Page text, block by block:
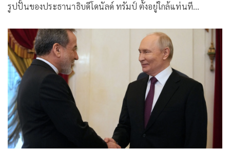
รูปปั้นของประธานาธิบดีโดนัลด์ ทรัมป์ ตั้งอยู่ใกล้แท่นที…